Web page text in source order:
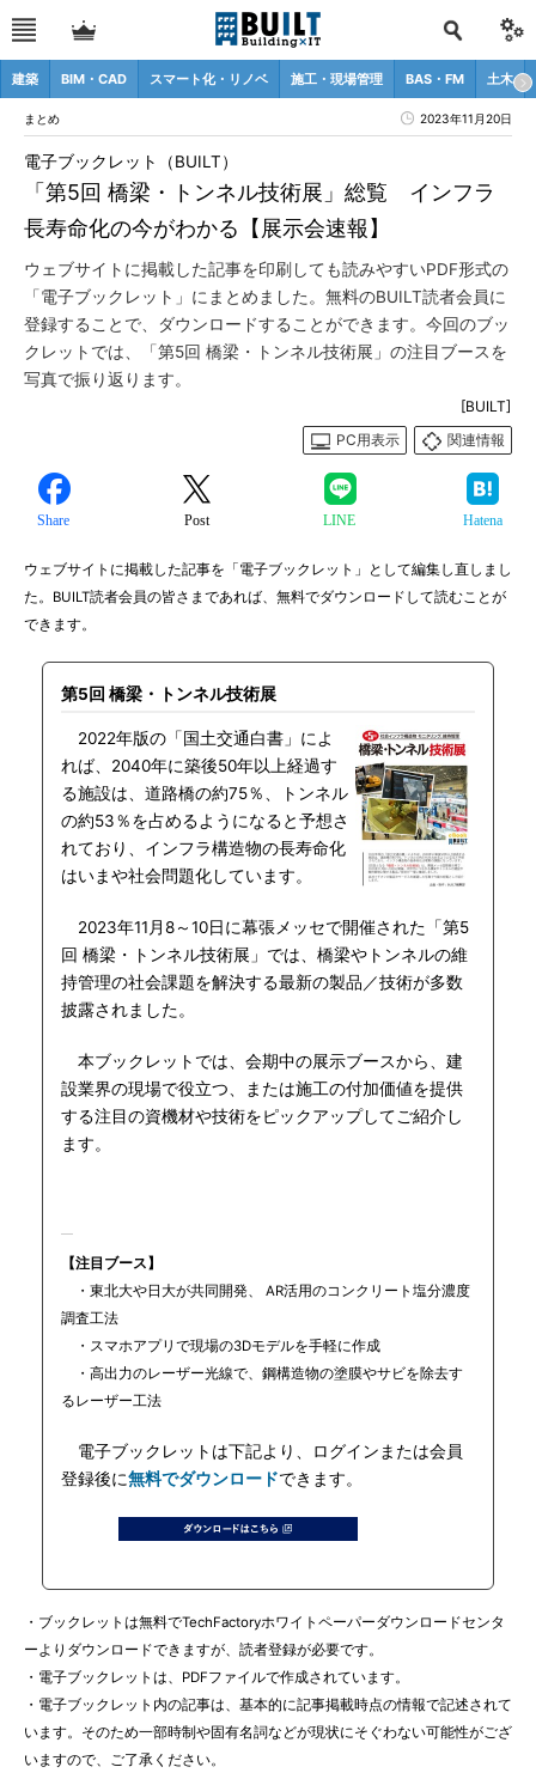
建築 BIM・CAD スマート化・リノベ 施工・現場管理 BAS・FM 土木
まとめ 2023年11月20日
「第5回 橋梁・トンネル技術展」総覧 インフラ
長寿命化の今がわかる【展示会速報】
電子ブックレット（BUILT）
ウェブサイトに掲載した記事を印刷しても読みやすいPDF形式の
「電子ブックレット」にまとめました。無料のBUILT読者会員に
登録することで、ダウンロードすることができます。今回のブッ
クレットでは、「第5回 橋梁・トンネル技術展」の注目ブースを
写真で振り返ります。
[BUILT]
PC用表示
関連情報
Share Post LINE Hatena
ウェブサイトに掲載した記事を「電子ブックレット」として編集し直しまし
た。BUILT読者会員の皆さまであれば、無料でダウンロードして読むことが
できます。
第5回 橋梁・トンネル技術展
2022年版の「国土交通白書」によ
れば、2040年に築後50年以上経過す
る施設は、道路橋の約75％、トンネル
の約53％を占めるようになると予想さ
れており、インフラ構造物の長寿命化
はいまや社会問題化しています。
2023年11月8～10日に幕張メッセで開催された「第5
回 橋梁・トンネル技術展」では、橋梁やトンネルの維
持管理の社会課題を解決する最新の製品／技術が多数
披露されました。
本ブックレットでは、会期中の展示ブースから、建
設業界の現場で役立つ、または施工の付加価値を提供
する注目の資機材や技術をピックアップしてご紹介し
ます。
【注目ブース】
・東北大や日大が共同開発、 AR活用のコンクリート塩分濃度
調査工法
・スマホアプリで現場の3Dモデルを手軽に作成
・高出力のレーザー光線で、鋼構造物の塗膜やサビを除去す
るレーザー工法
電子ブックレットは下記より、ログインまたは会員
登録後に無料でダウンロードできます。
・ブックレットは無料でTechFactoryホワイトペーパーダウンロードセンタ
ーよりダウンロードできますが、読者登録が必要です。
・電子ブックレットは、PDFファイルで作成されています。
・電子ブックレット内の記事は、基本的に記事掲載時点の情報で記述されて
います。そのため一部時制や固有名詞などが現状にそぐわない可能性がござ
いますので、ご了承ください。